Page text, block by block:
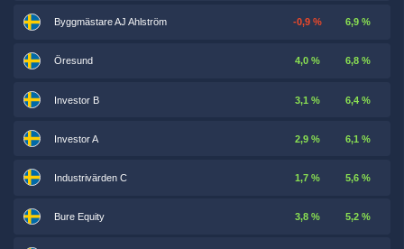
Byggmästare AJ Ahlström -0,9 % 6,9 %
Öresund 4,0 % 6,8 %
Investor B 3,1 % 6,4 %
Investor A 2,9 % 6,1 %
Industrivärden C 1,7 % 5,6 %
Bure Equity 3,8 % 5,2 %